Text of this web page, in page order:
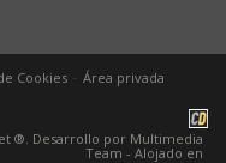
Cookies Área privada
®. Desarrollo por Multimedia
Team - Alojado en